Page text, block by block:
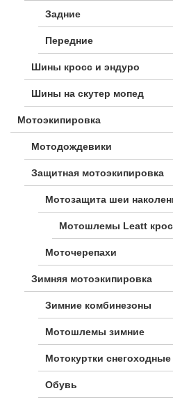
Задние
Передние
Шины кросс и эндуро
Шины на скутер мопед
Мотоэкипировка
Мотодождевики
Защитная мотоэкипировка
Мотозащита шеи
Мотошлемы Leatt
Моточерепахи
Зимняя мотоэкипировка
Зимние комбинезоны
Мотошлемы зимние
Мотокуртки снегоходные
Обувь